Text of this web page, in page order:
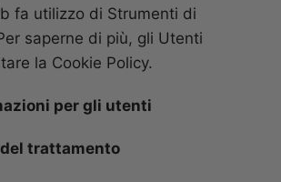
fa utilizzo di Strumenti di
saperne di più, gli Utenti
la Cookie Policy.
per gli utenti
trattamento